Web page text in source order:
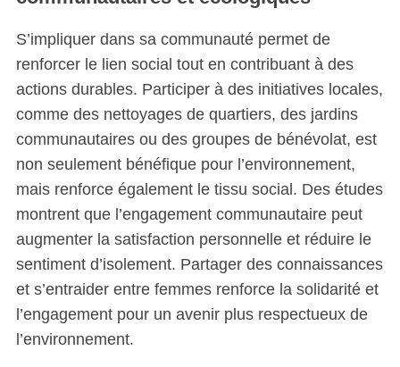
S’impliquer dans sa communauté permet de
renforcer le lien social tout en contribuant à des
actions durables. Participer à des initiatives locales,
comme des nettoyages de quartiers, des jardins
communautaires ou des groupes de bénévolat, est
non seulement bénéfique pour l’environnement,
mais renforce également le tissu social. Des études
montrent que l’engagement communautaire peut
augmenter la satisfaction personnelle et réduire le
sentiment d’isolement. Partager des connaissances
et s’entraider entre femmes renforce la solidarité et
l’engagement pour un avenir plus respectueux de
l’environnement.